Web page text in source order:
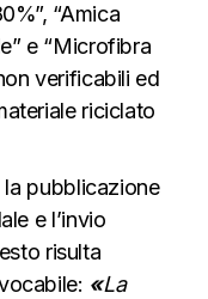
“Amica
e “Microfibra
verificabili ed
riciclato
la pubblicazione
e l’invio
risulta
«La